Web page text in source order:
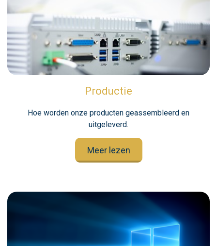
Productie
Hoe worden onze producten geassembleerd en
uitgeleverd.
Meer lezen